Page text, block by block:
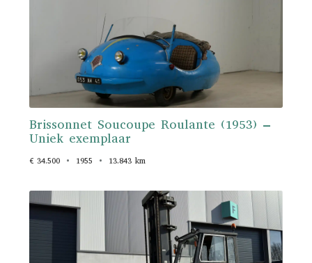
Brissonnet Soucoupe Roulante (1953) –
Uniek exemplaar
€ 34.500 1955 13.843 km